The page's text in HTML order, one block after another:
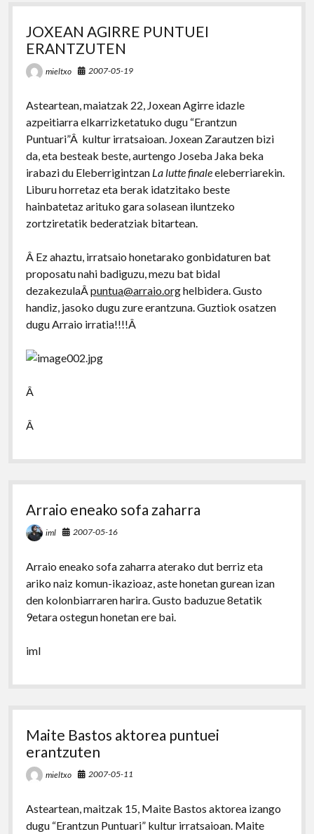
JOXEAN AGIRRE PUNTUEI
ERANTZUTEN
mieltxo 2007-05-19
Asteartean, maiatzak 22, Joxean Agirre idazle
azpeitiarra elkarrizketatuko dugu “Erantzun
Puntuari”Â kultur irratsaioan. Joxean Zarautzen bizi
da, eta besteak beste, aurtengo Joseba Jaka beka
irabazi du Eleberrigintzan La lutte finaleeleberriarekin.
Liburu horretaz eta berak idatzitako beste
hainbatetaz arituko gara solasean iluntzeko
zortziretatik bederatziak bitartean.
Â Ez ahaztu, irratsaio honetarako gonbidaturen bat
proposatu nahi badiguzu, mezu bat bidal
dezakezulaÂpuntua@arraio.orghelbidera. Gusto
handiz, jasoko dugu zure erantzuna. Guztiok osatzen
dugu Arraio irratia!!!!Â
Â
Â
Arraio eneako sofa zaharra
iml 2007-05-16
Arraio eneako sofa zaharra aterako dut berriz eta
ariko naiz komun-ikazioaz, aste honetan gurean izan
den kolonbiarraren harira. Gusto baduzue 8etatik
9etara ostegun honetan ere bai.
iml
Maite Bastos aktorea puntuei
erantzuten
mieltxo 2007-05-11
Asteartean, maitzak 15, Maite Bastos aktorea izango
dugu “Erantzun Puntuari” kultur irratsaioan. Maite